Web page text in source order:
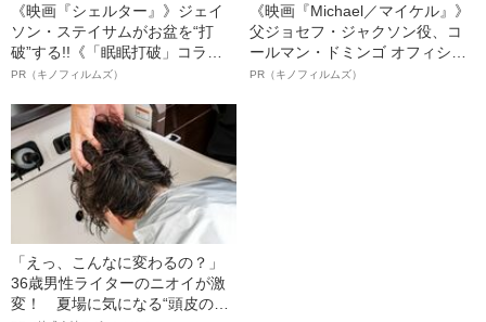
《映画『シェルター』》ジェイ
ソン・ステイサムがお盆を“打
破”する!!《「眠眠打破」コラ
ボ》
PR（キノフィルムズ）
《映画『Michael／マイケル』》
父ジョセフ・ジャクソン役、コ
ールマン・ドミンゴ オフィシャ
ルインタビュー“観客を魅了した
PR（キノフィルムズ）
「えっ、こんなに変わるの？」
36歳男性ライターのニオイが激
変！ 夏場に気になる“頭皮のニ